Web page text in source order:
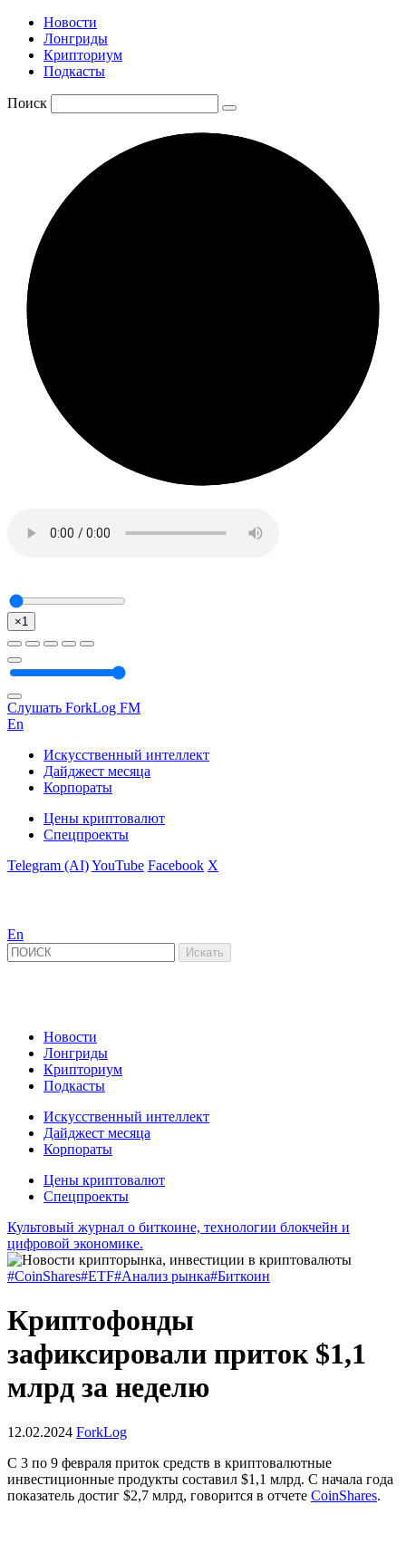
Новости
Лонгриды
Крипториум
Подкасты
Поиск
×1
Слушать ForkLog FM
En
Искусственный интеллект
Дайджест месяца
Корпораты
Цены криптовалют
Спецпроекты
Telegram (AI)YouTube Facebook X
En
Новости
Лонгриды
Крипториум
Подкасты
Искусственный интеллект
Дайджест месяца
Корпораты
Цены криптовалют
Спецпроекты
Культовый журнал о биткоине, технологии блокчейн и
цифровой экономике.
#CoinShares#ETF#Анализ рынка#Биткоин
Криптофонды
зафиксировали приток $1,1
млрд за неделю
12.02.2024 ForkLog
С 3 по 9 февраля приток средств в криптовалютные
инвестиционные продукты составил $1,1 млрд. С начала года
показатель достиг $2,7 млрд, говорится в отчете CoinShares.